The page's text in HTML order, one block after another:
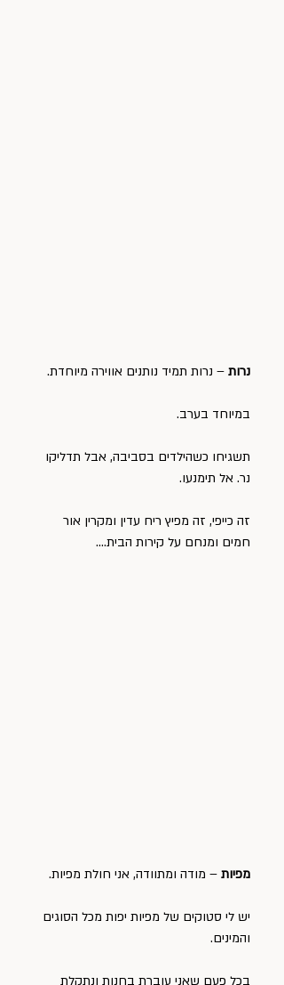
נרות – נרות תמיד נותנים אווירה מיוחדת.
במיוחד בערב.
תשגיחו כשהילדים בסביבה, אבל תדליקו
נר. אל תימנעו.
זה כייפי, זה מפיץ ריח עדין ומקרין אור
חמים ומנחם על קירות הבית….
מפיות – מודה ומתוודה, אני חולת מפיות.
יש לי סטוקים של מפיות יפות מכל הסוגים
והמינים.
בכל פעם שאני עוברת בחנות ונתקלת